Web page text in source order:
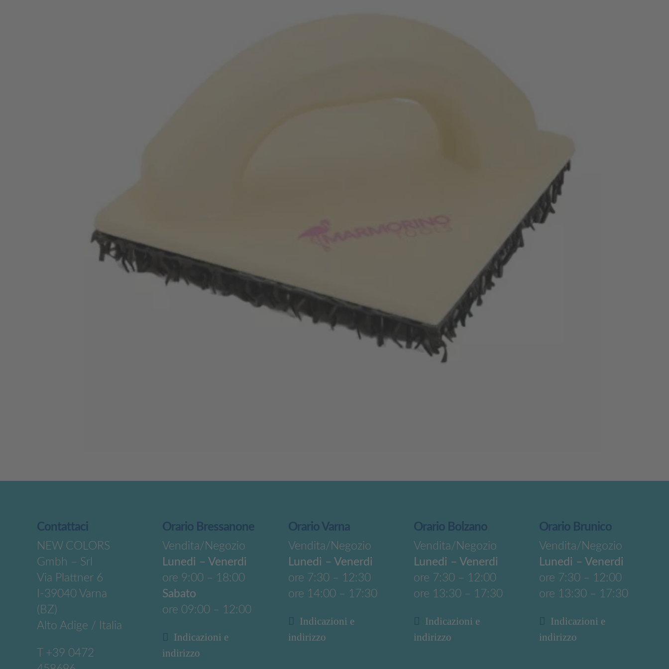
Contattaci
NEW COLORS
Gmbh – Srl
Via Plattner 6
I-39040 Varna
(BZ)
Alto Adige / Italia
+39 0472
Orario Bressanone
Vendita/Negozio
Lunedi – Venerdi
ore 9:00 – 18:00
Sabato
ore 09:00 – 12:00
Indicazioni e
indirizzo
Orario Varna
Vendita/Negozio
Lunedi – Venerdi
ore 7:30 – 12:30
ore 14:00 – 17:30
Indicazioni e
indirizzo
Orario Bolzano
Vendita/Negozio
Lunedi – Venerdi
ore 7:30 – 12:00
ore 13:30 – 17:30
Indicazioni e
indirizzo
Orario Brunico
Vendita/Negozio
Lunedi – Venerdi
ore 7:30 – 12:00
ore 13:30 – 17:30
Indicazioni e
indirizzo